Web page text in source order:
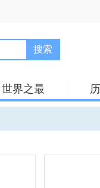
搜索
世界之最